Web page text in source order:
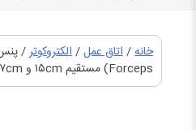
خانه/اتاق عمل/الکتروکوتر
Forceps) مستقیم ۱۵cm و ۱۷cm